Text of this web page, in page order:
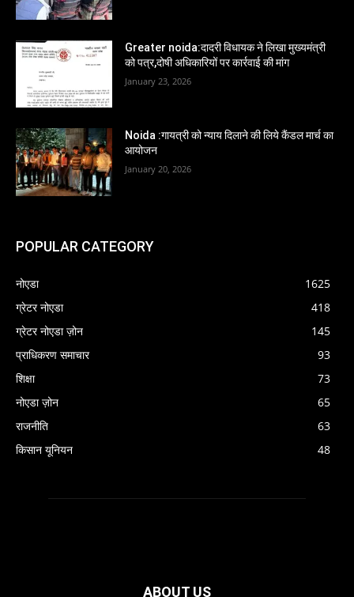
Greater noida:दादरी विधायक ने लिखा मुख्यमंत्री
को पत्र,दोषी अधिकारियों पर कार्रवाई की मांग
January 23, 2026
Noida :गायत्री को न्याय दिलाने की लिये कैंडल मार्च का
आयोजन
January 20, 2026
POPULAR CATEGORY
नोएडा
1625
ग्रेटर नोएडा
418
ग्रेटर नोएडा ज़ोन
145
प्राधिकरण समाचार
93
शिक्षा
73
नोएडा ज़ोन
65
राजनीति
63
किसान यूनियन
48
ABOUT US